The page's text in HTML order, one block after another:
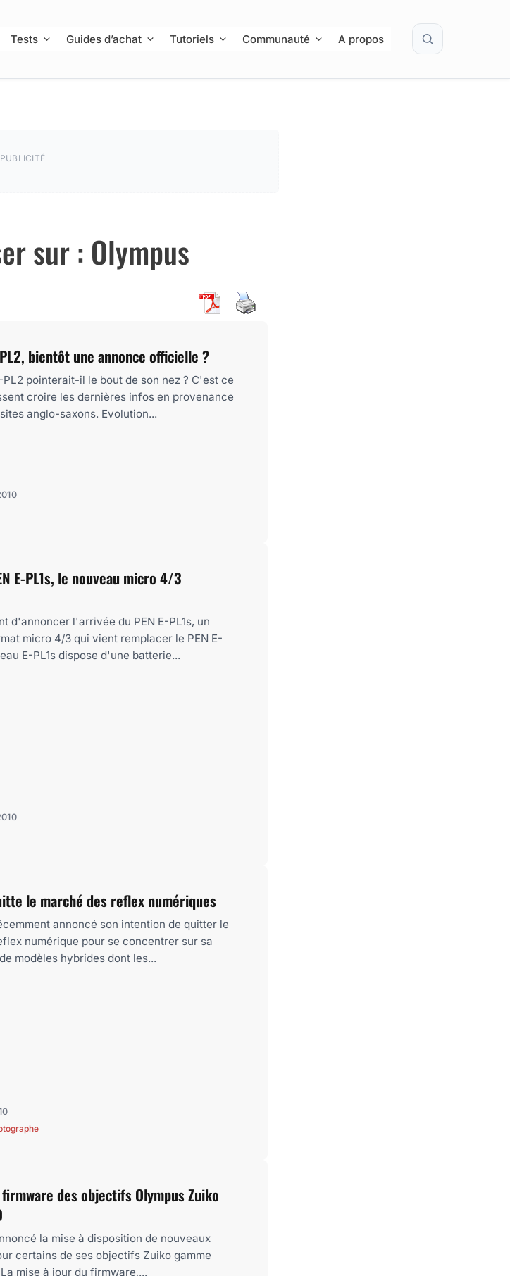
Tests Guides d’achat Tutoriels Communauté A propos Rechercher
PUBLICITÉ
sur : Olympus
bientôt une annonce officielle ?
PL2 pointerait-il le bout de son nez ? C'est ce
croire les dernières infos en provenance
anglo-saxons. Evolution...
E-PL1s, le nouveau micro 4/3
d'annoncer l'arrivée du PEN E-PL1s, un
micro 4/3 qui vient remplacer le PEN E-
E-PL1s dispose d'une batterie...
le marché des reflex numériques
annoncé son intention de quitter le
numérique pour se concentrer sur sa
modèles hybrides dont les...
des objectifs Olympus Zuiko
la mise à disposition de nouveaux
certains de ses objectifs Zuiko gamme
mise à jour du firmware,...